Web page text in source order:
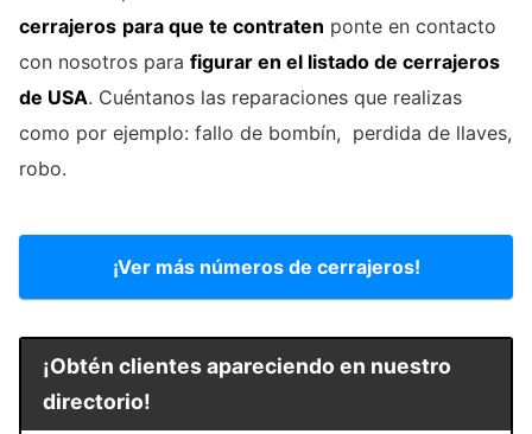
cerrajeros para que te contraten ponte en contacto
con nosotros para figurar en el listado de cerrajeros
de USA. Cuéntanos las reparaciones que realizas
como por ejemplo: fallo de bombín, perdida de llaves,
robo.
¡Ver más números de cerrajeros!
¡Obtén clientes apareciendo en nuestro
directorio!